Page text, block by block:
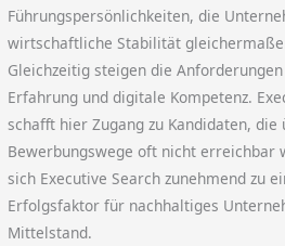
Führungspersönlichkeiten, die
wirtschaftliche Stabilität
Gleichzeitig steigen die
Erfahrung und digitale Kompetenz.
schafft hier Zugang zu Kandidaten, die
Bewerbungswege oft nicht erreichbar
sich Executive Search zunehmend zu
Erfolgsfaktor für nachhaltiges
Mittelstand.